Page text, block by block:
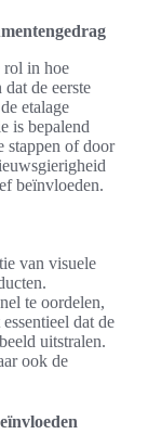
rol in hoe
de eerste
etalage
is bepalend
stappen of door
beïnvloeden.
van visuele
te oordelen,
dat de
uitstralen.
ook de